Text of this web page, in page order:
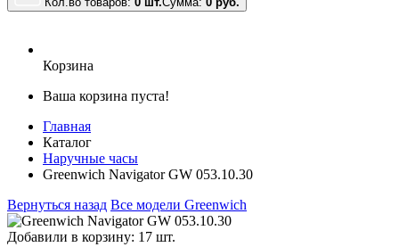
Корзина
Ваша корзина пуста!
Главная
Каталог
Наручные часы
Greenwich Navigator GW 053.10.30
Вернуться назад Все модели Greenwich
Добавили в корзину: 17 шт.